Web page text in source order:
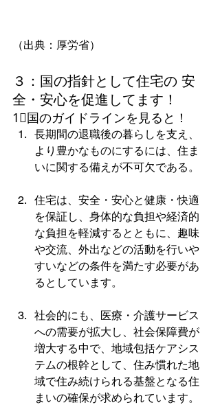
（出典：厚労省）
３：国の指針として住宅の 安
全・安心を促進してます！
1⃣国のガイドラインを見ると！
長期間の退職後の暮らしを支え、
より豊かなものにするには、住ま
いに関する備えが不可欠である。
住宅は、安全・安心と健康・快適
を保証し、身体的な負担や経済的
な負担を軽減するとともに、趣味
や交流、外出などの活動を行いや
すいなどの条件を満たす必要があ
るとしています。
社会的にも、医療・介護サービス
への需要が拡大し、社会保障費が
増大する中で、地域包括ケアシス
テムの根幹として、住み慣れた地
域で住み続けられる基盤となる住
まいの確保が求められています。